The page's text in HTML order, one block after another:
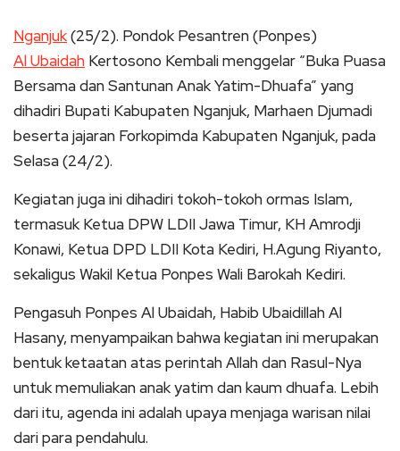
Nganjuk(25/2). Pondok Pesantren (Ponpes)
Al Ubaidah Kertosono Kembali menggelar “Buka Puasa
Bersama dan Santunan Anak Yatim-Dhuafa” yang
dihadiri Bupati Kabupaten Nganjuk, Marhaen Djumadi
beserta jajaran Forkopimda Kabupaten Nganjuk, pada
Selasa (24/2).
Kegiatan juga ini dihadiri tokoh-tokoh ormas Islam,
termasuk Ketua DPW LDII Jawa Timur, KH Amrodji
Konawi, Ketua DPD LDII Kota Kediri, H.Agung Riyanto,
sekaligus Wakil Ketua Ponpes Wali Barokah Kediri.
Pengasuh Ponpes Al Ubaidah, Habib Ubaidillah Al
Hasany, menyampaikan bahwa kegiatan ini merupakan
bentuk ketaatan atas perintah Allah dan Rasul-Nya
untuk memuliakan anak yatim dan kaum dhuafa. Lebih
dari itu, agenda ini adalah upaya menjaga warisan nilai
dari para pendahulu.